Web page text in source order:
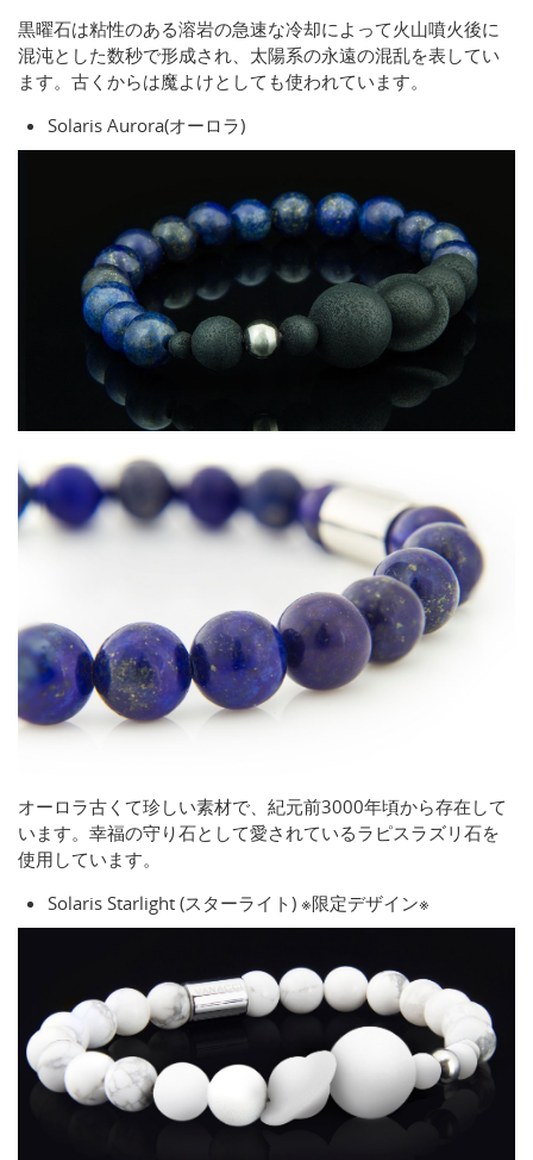
黒曜石は粘性のある溶岩の急速な冷却によって火山噴火後に
混沌とした数秒で形成され、太陽系の永遠の混乱を表してい
ます。古くからは魔よけとしても使われています。
Solaris Aurora(オーロラ)
オーロラ古くて珍しい素材で、紀元前3000年頃から存在して
います。幸福の守り石として愛されているラピスラズリ石を
使用しています。
Solaris Starlight (スターライト) ※限定デザイン※